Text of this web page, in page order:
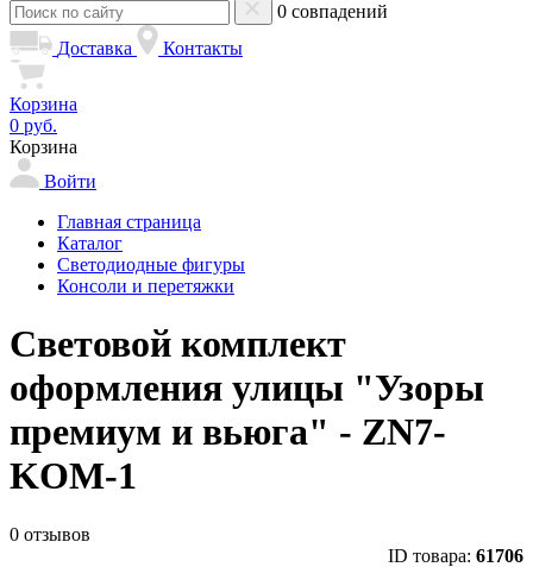
0 совпадений
Доставка
Контакты
Корзина
0 руб.
Корзина
Войти
Главная страница
Каталог
Светодиодные фигуры
Консоли и перетяжки
Световой комплект
оформления улицы "Узоры
премиум и вьюга" - ZN7-
KOM-1
0 отзывов
ID товара: 61706